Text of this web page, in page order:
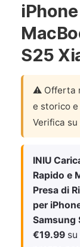
S25
⚠️ Offerta
e storico
Verifica su
INIU
Rapido e
Presa di
per
Samsung
€19.99